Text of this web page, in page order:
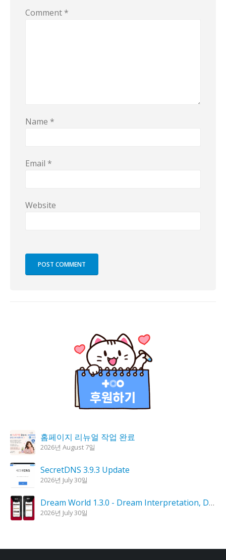
Comment *
Name *
Email *
Website
홈페이지 리뉴얼 작업 완료
2026년 August 7일
SecretDNS 3.9.3 Update
2026년 July 30일
Dream World 1.3.0 - Dream Interpretation, Dream Analysis
2026년 July 30일